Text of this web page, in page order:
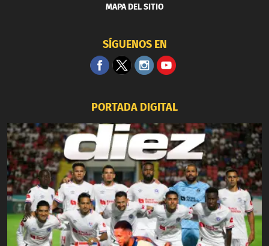
MAPA DEL SITIO
SÍGUENOS EN
PORTADA DIGITAL